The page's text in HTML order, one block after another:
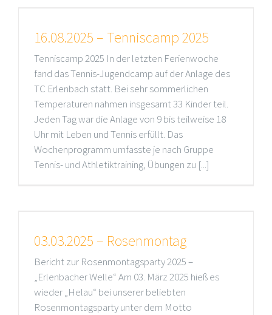
16.08.2025 – Tenniscamp 2025
Tenniscamp 2025 In der letzten Ferienwoche
fand das Tennis-Jugendcamp auf der Anlage des
TC Erlenbach statt. Bei sehr sommerlichen
Temperaturen nahmen insgesamt 33 Kinder teil.
Jeden Tag war die Anlage von 9 bis teilweise 18
Uhr mit Leben und Tennis erfüllt. Das
Wochenprogramm umfasste je nach Gruppe
Tennis- und Athletiktraining, Übungen zu [...]
03.03.2025 – Rosenmontag
Bericht zur Rosenmontagsparty 2025 –
„Erlenbacher Welle“ Am 03. März 2025 hieß es
wieder „Helau“ bei unserer beliebten
Rosenmontagsparty unter dem Motto